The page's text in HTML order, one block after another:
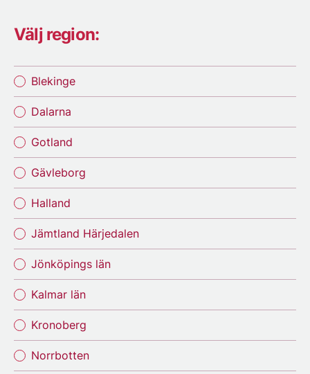
Välj region:
Blekinge
Dalarna
Gotland
Gävleborg
Halland
Jämtland Härjedalen
Jönköpings län
Kalmar län
Kronoberg
Norrbotten